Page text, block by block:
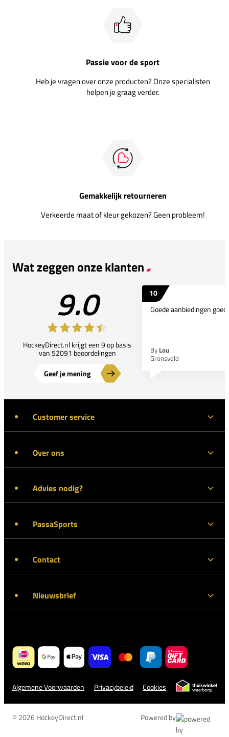
Passie voor de sport
Heb je vragen over onze producten? Onze specialisten
helpen je graag verder.
Gemakkelijk retourneren
Verkeerde maat of kleur gekozen? Geen probleem!
Wat zeggen onze klanten
9.0
HockeyDirect.nl krijgt een 9 op basis
van 52091 beoordelingen
Geef je mening
10
Goede aanbiedingen
By Lou
Gronsveld
Customer service
Over ons
Advies nodig?
PassaSports
Contact
Nieuwsbrief
Algemene Voorwaarden Privacybeleid Cookies
© 2026 HockeyDirect.nl Powered by